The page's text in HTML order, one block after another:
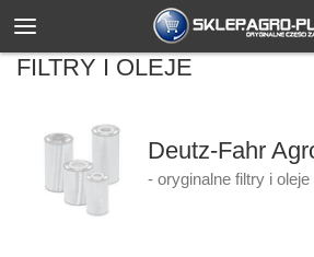
FILTRY I OLEJE
Deutz-Fahr
- oryginalne filtry i oleje